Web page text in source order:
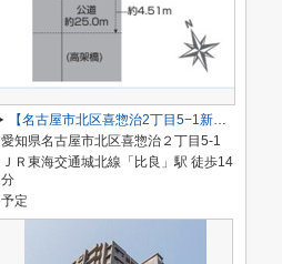
【名古屋市北区喜惣治2丁目5−1新築戸建】仲介手数料無料！楠西小学校・楠中学校
愛知県名古屋市北区喜惣治２丁目5-1
ＪＲ東海交通城北線「比良」駅 徒歩14
分
予定